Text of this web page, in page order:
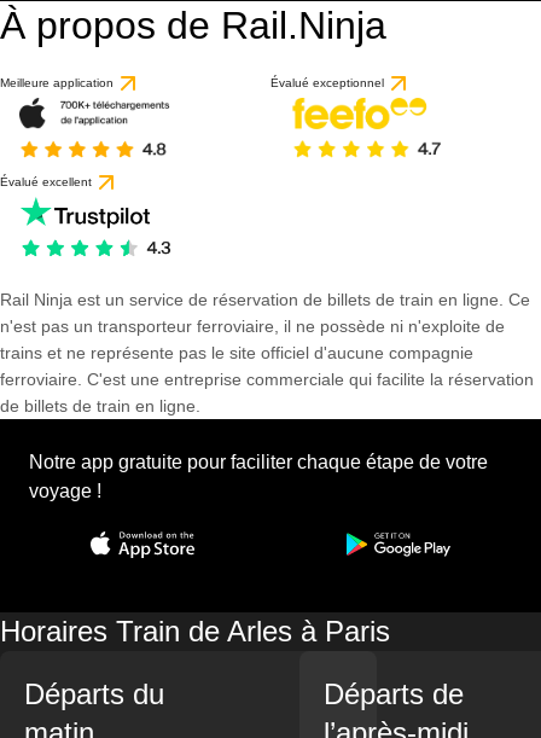
À propos de Rail.Ninja
Meilleure application Évalué exceptionnel
Évalué excellent
Rail Ninja est un service de réservation de billets de train en ligne. Ce
n'est pas un transporteur ferroviaire, il ne possède ni n'exploite de
trains et ne représente pas le site officiel d'aucune compagnie
ferroviaire. C'est une entreprise commerciale qui facilite la réservation
de billets de train en ligne.
Notre app gratuite pour faciliter chaque étape de votre
voyage !
Horaires Train de Arles à Paris
Départs du
Départs de